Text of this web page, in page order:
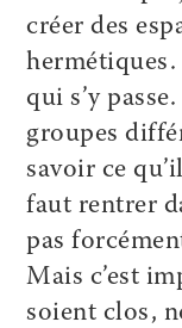
créer des
hermétiques.
qui s’y
groupes
savoir ce
faut rentrer
pas
Mais c’est
soient clos,